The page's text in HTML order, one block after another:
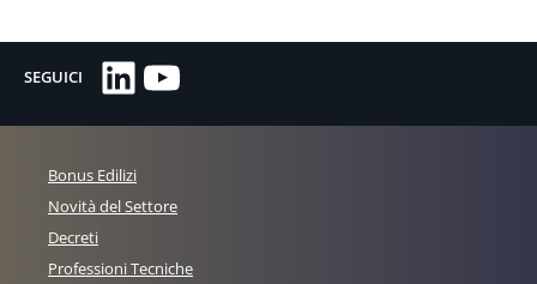
SEGUICI LinkedIn
YouTube
Bonus Edilizi
Novità del Settore
Decreti
Professioni Tecniche